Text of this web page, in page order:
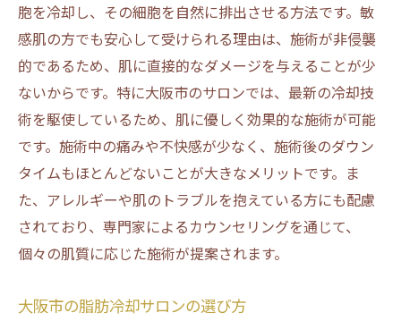
敏感肌に優しい最新技術を取り入れた施術
とは
脂肪冷却の施術が敏感肌に与える影響
大阪市での脂肪冷却体験者の声
施術後の敏感肌への負担を減らすためのア
脂肪冷却で理想のボディを手に入れるため
の心得
最新技術で敏感肌も安心！大阪市の脂肪冷却施
大阪市で人気の脂肪冷却施術の最新技術紹
胞を冷却し、その細胞を自然に排出させる方法です。敏
感肌の方でも安心して受けられる理由は、施術が非侵襲
的であるため、肌に直接的なダメージを与えることが少
ないからです。特に大阪市のサロンでは、最新の冷却技
術を駆使しているため、肌に優しく効果的な施術が可能
です。施術中の痛みや不快感が少なく、施術後のダウン
タイムもほとんどないことが大きなメリットです。ま
た、アレルギーや肌のトラブルを抱えている方にも配慮
されており、専門家によるカウンセリングを通じて、
個々の肌質に応じた施術が提案されます。
大阪市の脂肪冷却サロンの選び方